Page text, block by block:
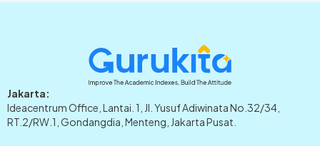
Jakarta:
Ideacentrum Office, Lantai. 1, Jl. Yusuf Adiwinata No.32/34,
RT.2/RW.1, Gondangdia, Menteng, Jakarta Pusat.